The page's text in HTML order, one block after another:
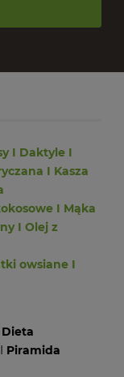
I Daktyle I
I Kasza
I Mąka
I Olej z
owsiane I
Dieta
Piramida